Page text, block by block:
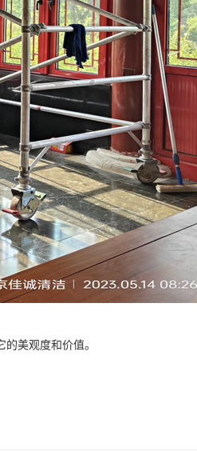
美观度和价值。